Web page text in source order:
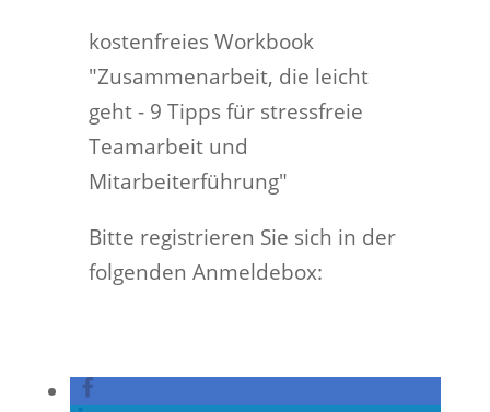
kostenfreies Workbook
"Zusammenarbeit, die leicht
geht - 9 Tipps für stressfreie
Teamarbeit und
Mitarbeiterführung"
Bitte registrieren Sie sich in der
folgenden Anmeldebox: